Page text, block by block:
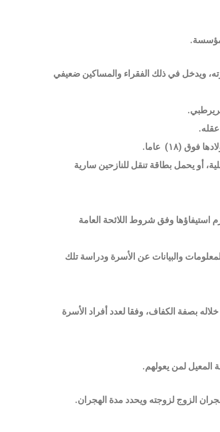
.
ويدخل في ذلك الفقراء والمساكين ضعيفي
.
(١٨) عاما
.
أو يحمل بطاقة تنقل للنازحين سارية
استيفاؤها وفق شروط اللائحة العامة
والبيانات عن الأسرة ودراسة تلك
بصفة الكفاف، وفقا لعدد أفراد الأسرة
الزوج لزوجته ويحدد مدة الهجران.